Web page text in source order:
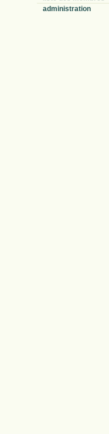
administration